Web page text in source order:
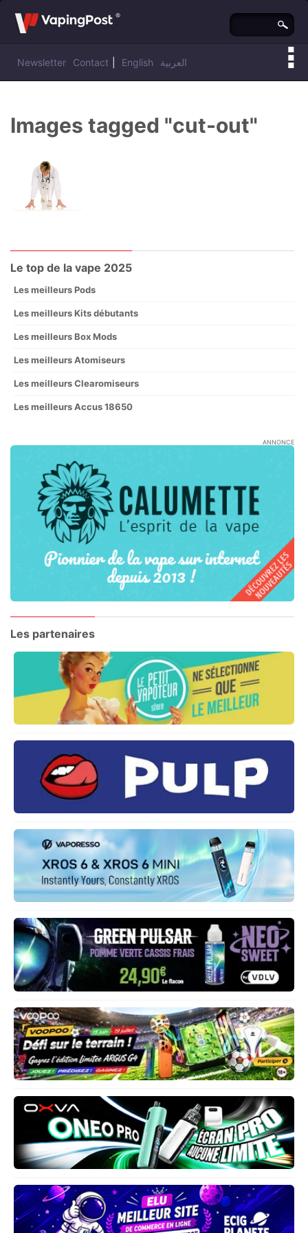
Newsletter Contact English العربية
Vous êtes ici :Vaping Post»
Images tagged "cut-out"
Le top de la vape 2025
Les meilleurs Pods
Les meilleurs Kits débutants
Les meilleurs Box Mods
Les meilleurs Atomiseurs
Les meilleurs Clearomiseurs
Les meilleurs Accus 18650
ANNONCE
Les partenaires